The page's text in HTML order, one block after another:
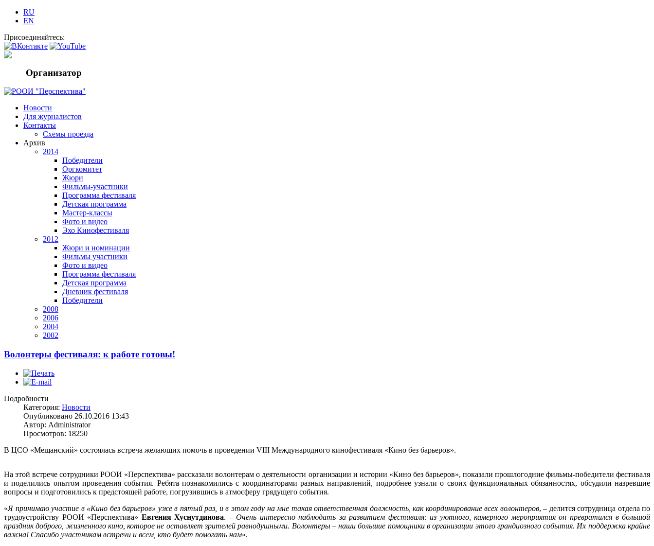
RU
EN
Присоединяйтесь:
Организатор
Новости
Для журналистов
Контакты
Схемы проезда
Архив
2014
Победители
Оргкомитет
Жюри
Фильмы-участники
Программа фестиваля
Детская программа
Мастер-классы
Фото и видео
Эхо Кинофестиваля
2012
Жюри и номинации
Фильмы участники
Фото и видео
Программа фестиваля
Детская программа
Дневник фестиваля
Победители
2008
2006
2004
2002
Волонтеры фестиваля: к работе готовы!
Подробности
Категория: Новости
Опубликовано 26.10.2016 13:43
Автор: Administrator
Просмотров: 18250
В ЦСО «Мещанский» состоялась встреча желающих помочь в проведении VIII Международного кинофестиваля «Кино без барьеров».
На этой встрече сотрудники РООИ «Перспектива» рассказали волонтерам о деятельности организации и истории «Кино без барьеров», показали прошлогодние фильмы-победители фестиваля
и поделились опытом проведения события. Ребята познакомились с координаторами разных направлений, подробнее узнали о своих функциональных обязанностях, обсудили назревшие
вопросы и подготовились к предстоящей работе, погрузившись в атмосферу грядущего события.
«Я принимаю участие в «Кино без барьеров» уже в пятый раз, и в этом году на мне такая ответственная должность, как координирование всех волонтеров, – делится сотрудница отдела по
трудоустройству РООИ «Перспектива» Евгения Хуснутдинова. –Очень интересно наблюдать за развитием фестиваля: из уютного, камерного мероприятия он превратился в большой
праздник доброго, жизненного кино, которое не оставляет зрителей равнодушными. Волонтеры – наши большие помощники в организации этого грандиозного события. Их поддержка крайне
важна! Спасибо участникам встречи и всем, кто будет помогать нам».